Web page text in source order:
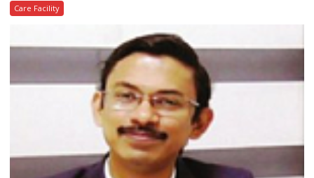
Care Facility